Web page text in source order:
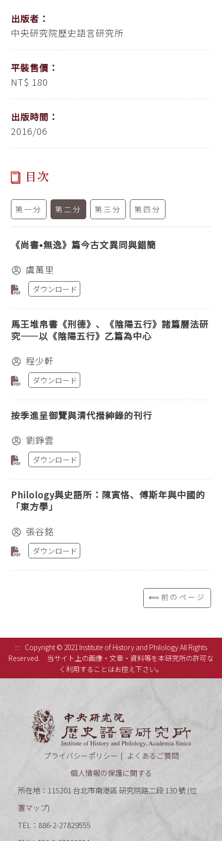
出版者：
中央研究院歷史語言研究所
平裝售價：
NT$ 180
出版時間：
2016/06
目次
第一分 第二分 第三分 第四分
《尚書•無逸》篇今古文異同與錯簡
虞萬里
ダウンロード
馬王堆帛書《刑德》、《陰陽五行》諸篇曆法研
究——以《陰陽五行》乙篇為中心
程少軒
ダウンロード
按季進呈御覽與清代搢紳錄的刊行
劉錚雲
ダウンロード
Philology與史語所：陳寅恪、傅斯年與中國的
「東方學」
張谷銘
ダウンロード
⟸前のページ
:::
Copyright © 2021 Institute of History and Philology All Rights
Reserved.
当サイト上の画像・文章・資料等を本研究所の許可な
く利用することはお控え下さい。
プライバシーポリシー
よくあるご質問
個人情報の保護に関する
所在地：115201 台北市南港區 研究院路二段 130 號 (位
置マップ)
TEL：886-2-27829555